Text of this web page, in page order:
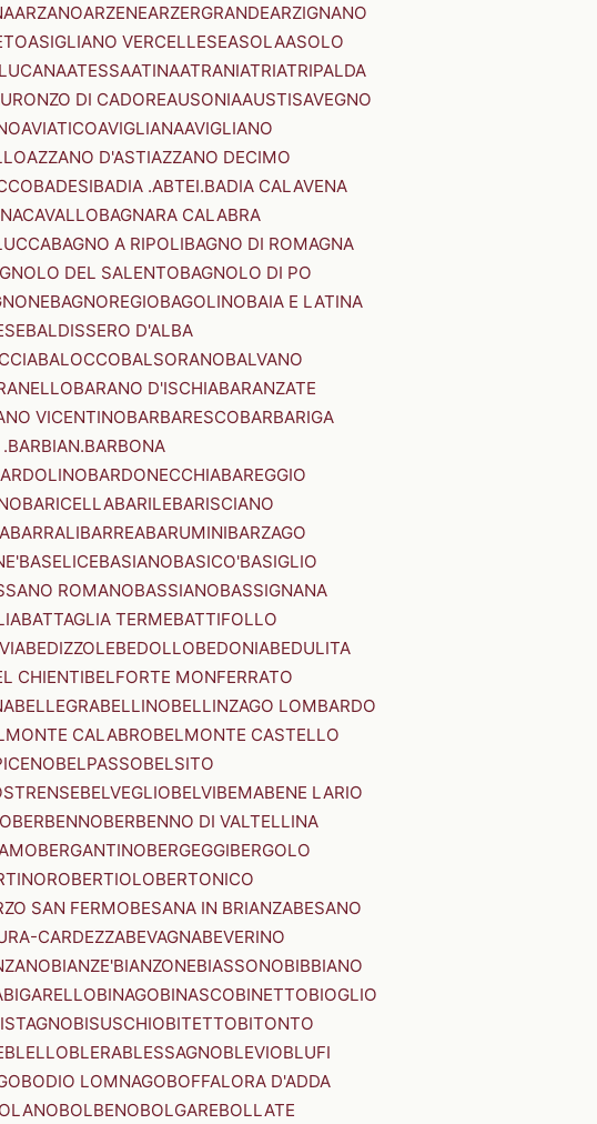
ARZANOARZENEARZERGRANDEARZIGNANO
ASIGLIANO VERCELLESEASOLAASOLO
ATESSAATINAATRANIATRIATRIPALDA
DI CADOREAUSONIAAUSTISAVEGNO
AVIATICOAVIGLIANAAVIGLIANO
AZZANO D'ASTIAZZANO DECIMO
BADESIBADIA .ABTEI.BADIA CALAVENA
BAGNARA CALABRA
BAGNO A RIPOLIBAGNO DI ROMAGNA
DEL SALENTOBAGNOLO DI PO
BAGNOREGIOBAGOLINOBAIA E LATINA
BALDISSERO D'ALBA
BALOCCOBALSORANOBALVANO
BARANO D'ISCHIABARANZATE
VICENTINOBARBARESCOBARBARIGA
BARBONA
BARDONECCHIABAREGGIO
BARICELLABARILEBARISCIANO
BARRALIBARREABARUMINIBARZAGO
BASELICEBASIANOBASICO'BASIGLIO
ROMANOBASSIANOBASSIGNANA
BATTAGLIA TERMEBATTIFOLLO
BEDIZZOLEBEDOLLOBEDONIABEDULITA
CHIENTIBELFORTE MONFERRATO
BELLEGRABELLINOBELLINZAGO LOMBARDO
CALABROBELMONTE CASTELLO
BELPASSOBELSITO
BELVEGLIOBELVIBEMABENE LARIO
BERBENNOBERBENNO DI VALTELLINA
BERGANTINOBERGEGGIBERGOLO
BERTIOLOBERTONICO
SAN FERMOBESANA IN BRIANZABESANO
CARDEZZABEVAGNABEVERINO
BIANZE'BIANZONEBIASSONOBIBBIANO
BIGARELLOBINAGOBINASCOBINETTOBIOGLIO
BISUSCHIOBITETTOBITONTO
BLELLOBLERABLESSAGNOBLEVIOBLUFI
BODIO LOMNAGOBOFFALORA D'ADDA
BOLBENOBOLGAREBOLLATE